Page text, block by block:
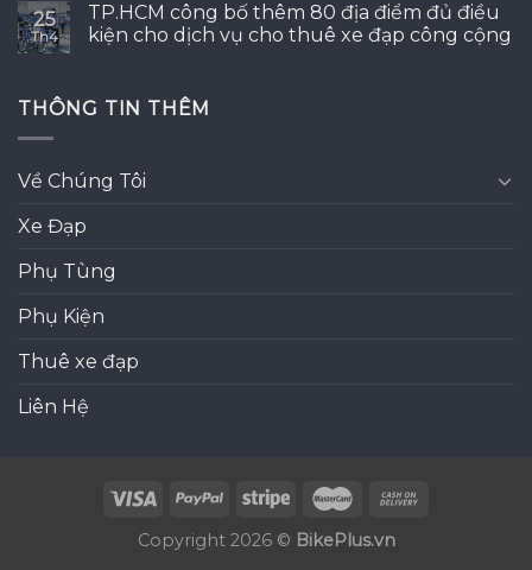
25
Th4
TP.HCM công bố thêm 80 địa điểm đủ điều
kiện cho dịch vụ cho thuê xe đạp công cộng
THÔNG TIN THÊM
Về Chúng Tôi
Xe Đạp
Phụ Tùng
Phụ Kiện
Thuê xe đạp
Liên Hệ
Copyright 2026 © BikePlus.vn